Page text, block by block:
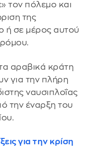
τον πόλεμο και
της
ή σε μέρος αυτού
αραβικά κράτη
για την πλήρη
ναυσιπλοΐας
την έναρξη του
για την κρίση